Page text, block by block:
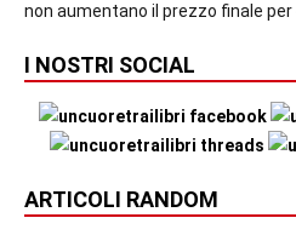
non aumentano il prezzo finale
I NOSTRI SOCIAL
ARTICOLI RANDOM